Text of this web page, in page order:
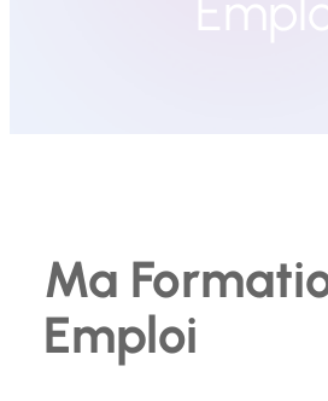
Ma
Emploi